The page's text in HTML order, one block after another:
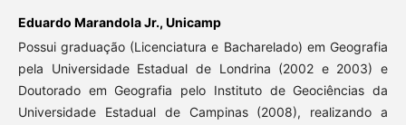
Eduardo Marandola Jr., Unicamp
Possui graduação (Licenciatura e Bacharelado) em Geografia
pela Universidade Estadual de Londrina (2002 e 2003) e
Doutorado em Geografia pelo Instituto de Geociências da
Universidade Estadual de Campinas (2008), realizando a